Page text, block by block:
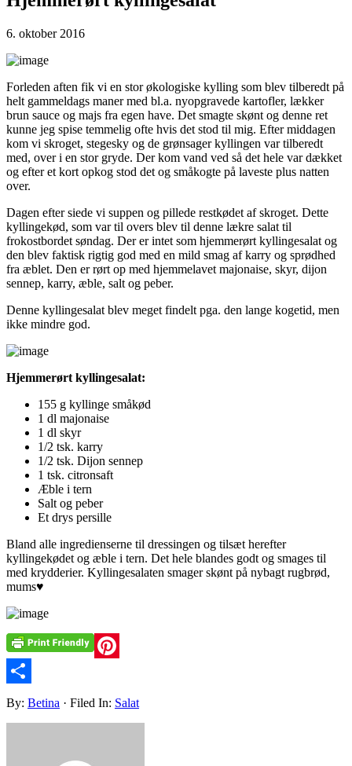
6. oktober 2016
Forleden aften fik vi en stor økologiske kylling som blev tilberedt på
helt gammeldags maner med bl.a. nyopgravede kartofler, lækker
brun sauce og majs fra egen have. Det smagte skønt og denne ret
kunne jeg spise temmelig ofte hvis det stod til mig. Efter middagen
kom vi skroget, stegesky og de grønsager kyllingen var tilberedt
med, over i en stor gryde. Der kom vand ved så det hele var dækket
og efter et kort opkog stod det og småkogte på laveste plus natten
over.
Dagen efter siede vi suppen og pillede restkødet af skroget. Dette
kyllingekød, som var til overs blev til denne lækre salat til
frokostbordet søndag. Der er intet som hjemmerørt kyllingesalat og
den blev faktisk rigtig god med en mild smag af karry og sprødhed
fra æblet. Den er rørt op med hjemmelavet majonaise, skyr, dijon
sennep, karry, æble, salt og peber.
Denne kyllingesalat blev meget findelt pga. den lange kogetid, men
ikke mindre god.
Hjemmerørt kyllingesalat:
155 g kyllinge småkød
1 dl majonaise
1 dl skyr
1/2 tsk. karry
1/2 tsk. Dijon sennep
1 tsk. citronsaft
Æble i tern
Salt og peber
Et drys persille
Bland alle ingredienserne til dressingen og tilsæt herefter
kyllingekødet og æble i tern. Det hele blandes godt og smages til
med krydderier. Kyllingesalaten smager skønt på nybagt rugbrød,
mums♥
Pinterest
Share
By: Betina · Filed In: Salat